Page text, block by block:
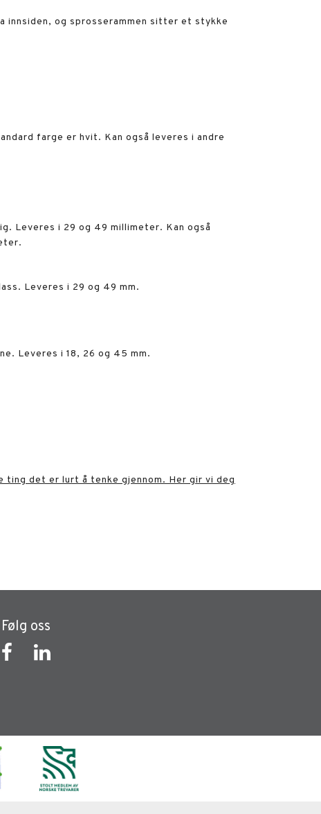
innsiden, og sprosserammen sitter et stykke
farge er hvit. Kan også leveres i andre
Leveres i 29 og 49 millimeter. Kan også
Leveres i 29 og 49 mm.
Leveres i 18, 26 og 45 mm.
ting det er lurt å tenke gjennom. Her gir vi deg
Følg oss